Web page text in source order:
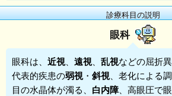
診療科目の説明
眼科
眼科は、 近視 遠視 乱視などの屈折
代表的疾患の弱視 ・ 斜視 、老化による
目の水晶体が濁る、 白内障、高眼圧で